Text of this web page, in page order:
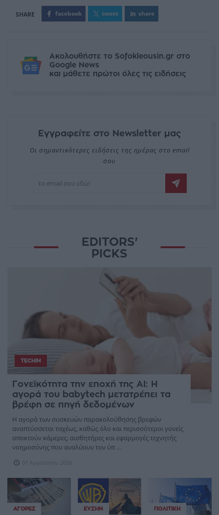
facebook tweet share
Ακολουθήστε το Sofokleousin.gr στο
Google News
και μάθετε πρώτοι όλες τις ειδήσεις
Εγγραφείτε στο Newsletter μας
Οι σημαντικότερες ειδήσεις της ημέρας στο email
σου
EDITORS'
PICKS
TECHIN
Γονεϊκότητα την εποχή της AI: Η
αγορά του babytech μετατρέπει τα
βρέφη σε πηγή δεδομένων
Η αγορά των συσκευών παρακολούθησης βρεφών
αναπτύσσεται ταχέως, καθώς όλο και περισσότεροι γονείς
αποκτούν κάμερες, αισθητήρες και εφαρμογές τεχνητής
νοημοσύνης που αναλύουν τον ύπ ...
07 Αυγούστου 2026
ΑΓΟΡΈΣ ΕΥΖΗΝ ΠΟΛΙΤΙΚΉ